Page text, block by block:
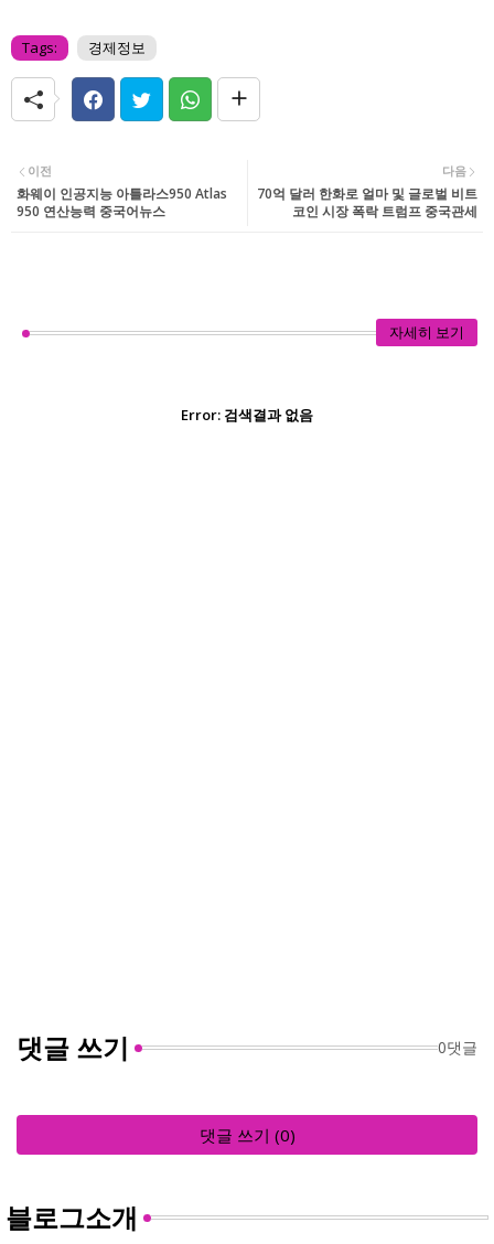
Tags: 경제정보
다음
70억 달러 한화로 얼마 및 글로벌 비트
코인 시장 폭락 트럼프 중국관세
이전
화웨이 인공지능 아틀라스950 Atlas
950 연산능력 중국어뉴스
자세히 보기
Error: 검색결과 없음
댓글 쓰기 0댓글
댓글 쓰기 (0)
블로그소개